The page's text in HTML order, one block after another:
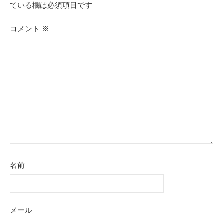
ー
シ
ている欄は必須項目です
コメント ※
名前
メール